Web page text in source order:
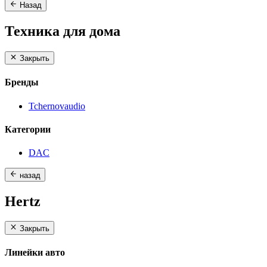
Назад
Техника для дома
Закрыть
Бренды
Tchernovaudio
Категории
DAC
назад
Hertz
Закрыть
Линейки авто